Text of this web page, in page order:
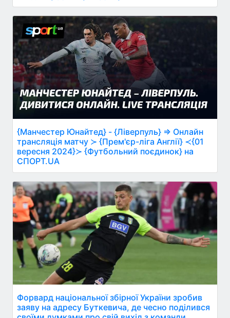
{Манчестер Юнайтед} - {Ліверпуль} ⇒ Онлайн
трансляція матчу ≻ {Прем'єр-ліга Англії} ≺{01
вересня 2024}≻ {Футбольний поєдинок} на
СПОРТ.UA
Форвард національної збірної України зробив
заяву на адресу Буткевича, де чесно поділився